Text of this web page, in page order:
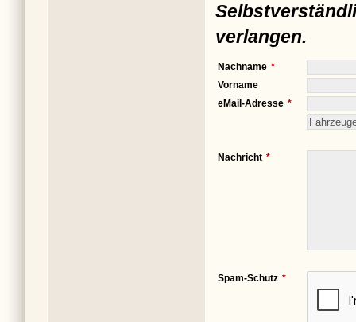
verlangen.
Nachname
Vorname
eMail-Adresse
Nachricht
Spam-Schutz